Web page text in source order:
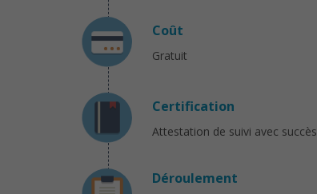
Coût
Gratuit
Certification
Attestation de suivi avec succès
Déroulement